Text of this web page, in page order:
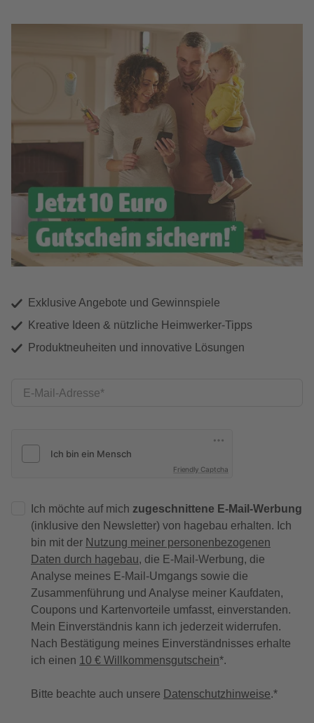
Exklusive Angebote und Gewinnspiele
Kreative Ideen & nützliche Heimwerker-Tipps
Produktneuheiten und innovative Lösungen
E-Mail-Adresse
Friendly Captcha
Ich möchte auf mich zugeschnittene E-Mail-Werbung
(inklusive den Newsletter) von hagebau erhalten. Ich
bin mit der Nutzung meiner personenbezogenen
Daten durch hagebau, die E-Mail-Werbung, die
Analyse meines E-Mail-Umgangs sowie die
Zusammenführung und Analyse meiner Kaufdaten,
Coupons und Kartenvorteile umfasst, einverstanden.
Mein Einverständnis kann ich jederzeit widerrufen.
Nach Bestätigung meines Einverständnisses erhalte
ich einen 10 € Willkommensgutschein*.
Bitte beachte auch unsere Datenschutzhinweise.